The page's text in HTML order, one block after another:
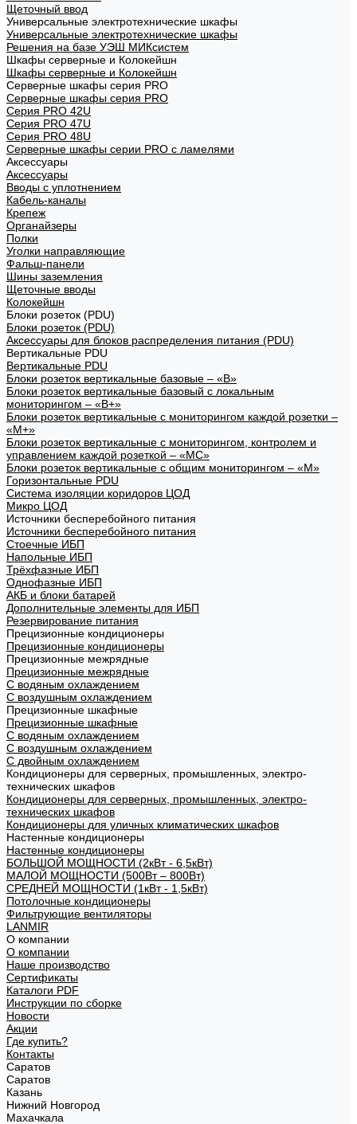
Щеточный ввод
Универсальные электротехнические шкафы
Универсальные электротехнические шкафы
Решения на базе УЭШ МИКсистем
Шкафы серверные и Колокейшн
Шкафы серверные и Колокейшн
Серверные шкафы серия PRO
Серверные шкафы серия PRO
Серия PRO 42U
Серия PRO 47U
Серия PRO 48U
Серверные шкафы серии PRO с ламелями
Аксессуары
Аксессуары
Вводы с уплотнением
Кабель-каналы
Крепеж
Органайзеры
Полки
Уголки направляющие
Фальш-панели
Шины заземления
Щеточные вводы
Колокейшн
Блоки розеток (PDU)
Блоки розеток (PDU)
Аксессуары для блоков распределения питания (PDU)
Вертикальные PDU
Вертикальные PDU
Блоки розеток вертикальные базовые – «В»
Блоки розеток вертикальные базовый с локальным
мониторингом – «В+»
Блоки розеток вертикальные с мониторингом каждой розетки –
«М+»
Блоки розеток вертикальные с мониторингом, контролем и
управлением каждой розеткой – «МС»
Блоки розеток вертикальные с общим мониторингом – «М»
Горизонтальные PDU
Система изоляции коридоров ЦОД
Микро ЦОД
Источники бесперебойного питания
Источники бесперебойного питания
Стоечные ИБП
Напольные ИБП
Трёхфазные ИБП
Однофазные ИБП
АКБ и блоки батарей
Дополнительные элементы для ИБП
Резервирование питания
Прецизионные кондиционеры
Прецизионные кондиционеры
Прецизионные межрядные
Прецизионные межрядные
С водяным охлаждением
С воздушным охлаждением
Прецизионные шкафные
Прецизионные шкафные
С водяным охлаждением
С воздушным охлаждением
С двойным охлаждением
Кондиционеры для серверных, промышленных, электро-
технических шкафов
Кондиционеры для серверных, промышленных, электро-
технических шкафов
Кондиционеры для уличных климатических шкафов
Настенные кондиционеры
Настенные кондиционеры
БОЛЬШОЙ МОЩНОСТИ (2кВт - 6,5кВт)
МАЛОЙ МОЩНОСТИ (500Вт – 800Вт)
СРЕДНЕЙ МОЩНОСТИ (1кВт - 1,5кВт)
Потолочные кондиционеры
Фильтрующие вентиляторы
LANMIR
О компании
О компании
Наше производство
Сертификаты
Каталоги PDF
Инструкции по сборке
Новости
Акции
Где купить?
Контакты
Саратов
Саратов
Казань
Нижний Новгород
Махачкала